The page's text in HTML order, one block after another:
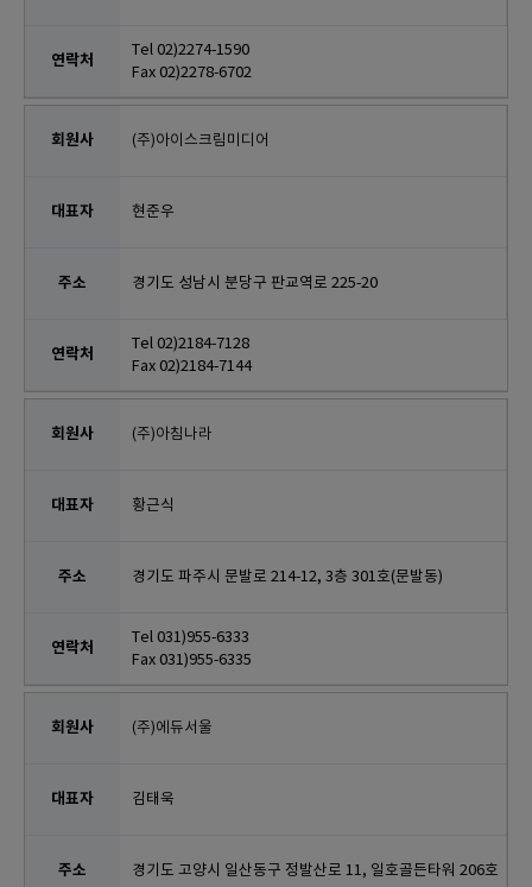
Tel 02)2274-1590
Fax 02)2278-6702
(주)아이스크림미디어
현준우
경기도 성남시 분당구 판교역로 225-20
Tel 02)2184-7128
Fax 02)2184-7144
(주)아침나라
황근식
경기도 파주시 문발로 214-12, 3층 301호(문발동)
Tel 031)955-6333
Fax 031)955-6335
(주)에듀서울
김태욱
경기도 고양시 일산동구 정발산로 11, 일호골든타워 206호